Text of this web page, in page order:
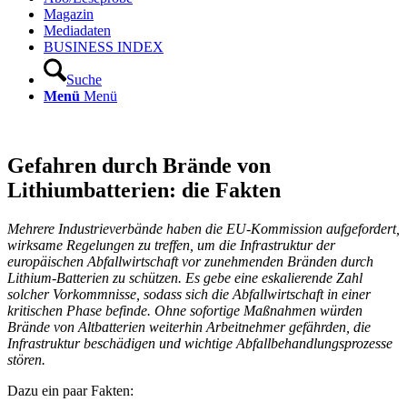
Magazin
Mediadaten
BUSINESS INDEX
Suche
Menü Menü
Gefahren durch Brände von
Lithiumbatterien: die Fakten
Mehrere Industrieverbände haben die EU-Kommission aufgefordert,
wirksame Regelungen zu treffen, um die Infrastruktur der
europäischen Abfallwirtschaft vor zunehmenden Bränden durch
Lithium-Batterien zu schützen. Es gebe eine eskalierende Zahl
solcher Vorkommnisse, sodass sich die Abfallwirtschaft in einer
kritischen Phase befinde. Ohne sofortige Maßnahmen würden
Brände von Altbatterien weiterhin Arbeitnehmer gefährden, die
Infrastruktur beschädigen und wichtige Abfallbehandlungsprozesse
stören.
Dazu ein paar Fakten: